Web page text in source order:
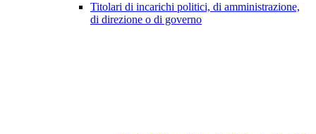
Titolari di incarichi politici, di amministrazione,
di direzione o di governo